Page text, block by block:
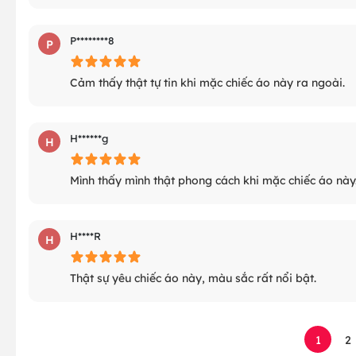
P P********8
Cảm thấy thật tự tin khi mặc chiếc áo này ra ngoài.
H H******g
Mình thấy mình thật phong cách khi mặc chiếc áo
H H****R
Thật sự yêu chiếc áo này, màu sắc rất nổi bật.
1 2